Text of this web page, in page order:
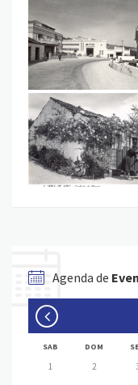
Agenda de
SAB DOM
1 2